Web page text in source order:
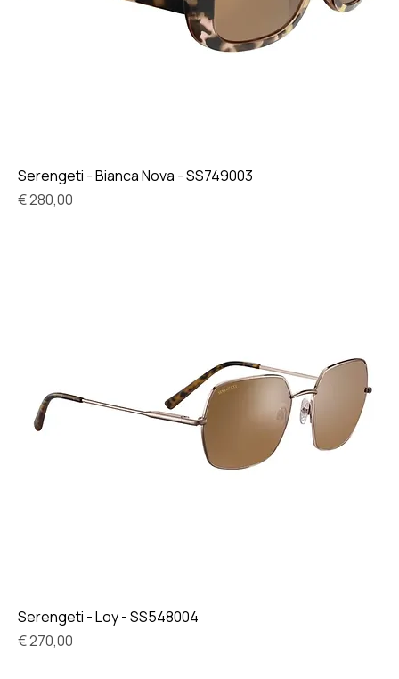
Serengeti - Bianca Nova - SS749003
Prijs
€ 280,00
Serengeti - Loy - SS548004
Prijs
€ 270,00